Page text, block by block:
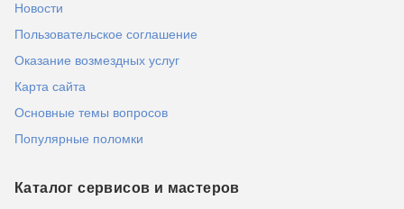
Новости
Пользовательское соглашение
Оказание возмездных услуг
Карта сайта
Основные темы вопросов
Популярные поломки
Каталог сервисов и мастеров